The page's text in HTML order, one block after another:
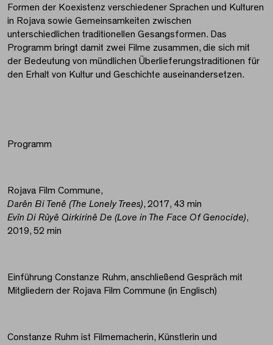
Formen der Koexistenz verschiedener Sprachen und Kulturen
in Rojava sowie Gemeinsamkeiten zwischen
unterschiedlichen traditionellen Gesangsformen. Das
Programm bringt damit zwei Filme zusammen, die sich mit
der Bedeutung von mündlichen Überlieferungstraditionen für
den Erhalt von Kultur und Geschichte auseinandersetzen.
Programm
Rojava Film Commune,
Darên Bi Tenê (The Lonely Trees), 2017, 43 min
Evîn Di Rûyê Qirkirinê De (Love in The Face Of Genocide),
2019, 52 min
Einführung Constanze Ruhm, anschließend Gespräch mit
Mitgliedern der Rojava Film Commune (in Englisch)
Constanze Ruhm ist Filmemacherin, Künstlerin und